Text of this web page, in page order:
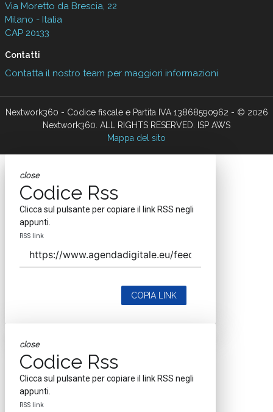
Via Moretto da Brescia, 22
Milano - Italia
CAP 20133
Contatti
Contatta il nostro team per maggiori informazioni
Nextwork360 - Codice fiscale e Partita IVA 13868590962 - © 2026
Nextwork360. ALL RIGHTS RESERVED. ISP AWS
Mappa del sito
close
Codice Rss
Clicca sul pulsante per copiare il link RSS negli
appunti.
RSS link
COPIA LINK
close
Codice Rss
Clicca sul pulsante per copiare il link RSS negli
appunti.
RSS link